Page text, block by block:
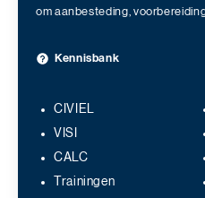
om aanbesteding,
Kennisbank
CIVIEL
VISI
CALC
Trainingen